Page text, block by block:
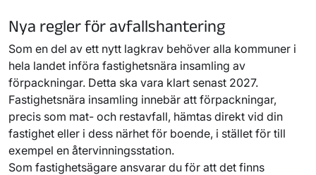
Nya regler för avfallshantering
Som en del av ett nytt lagkrav behöver alla kommuner i
hela landet införa fastighetsnära insamling av
förpackningar. Detta ska vara klart senast 2027.
Fastighetsnära insamling innebär att förpackningar,
precis som mat- och restavfall, hämtas direkt vid din
fastighet eller i dess närhet för boende, i stället för till
exempel en återvinningsstation.
Som fastighetsägare ansvarar du för att det finns